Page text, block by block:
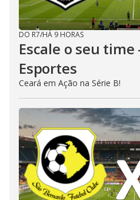
DO R7/HÁ 9 HORAS
Escale o seu time
Esportes
Ceará em Ação na Série B!